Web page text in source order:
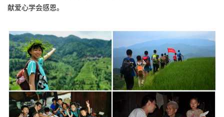
献爱心学会感恩。